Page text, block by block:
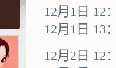
12月1日 12
12月1日 13
12月2日 12